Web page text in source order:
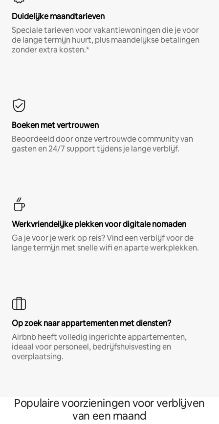
Duidelijke maandtarieven
Speciale tarieven voor vakantiewoningen die je voor
de lange termijn huurt, plus maandelijkse betalingen
zonder extra kosten.*
Boeken met vertrouwen
Beoordeeld door onze vertrouwde community van
gasten en 24/7 support tijdens je lange verblijf.
Werkvriendelijke plekken voor digitale nomaden
Ga je voor je werk op reis? Vind een verblijf voor de
lange termijn met snelle wifi en aparte werkplekken.
Op zoek naar appartementen met diensten?
Airbnb heeft volledig ingerichte appartementen,
ideaal voor personeel, bedrijfshuisvesting en
overplaatsing.
Populaire voorzieningen voor verblijven
van een maand